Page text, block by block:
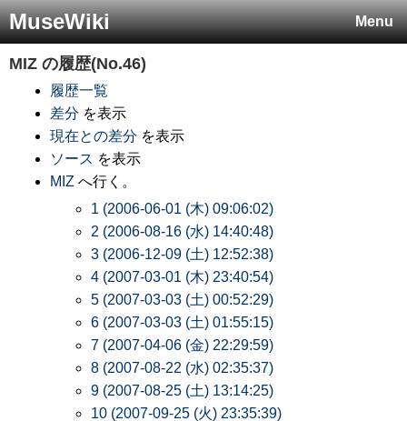
Menu
MuseWiki
MIZ の履歴(No.46)
履歴一覧
差分 を表示
現在との差分 を表示
ソース を表示
MIZ へ行く。
1 (2006-06-01 (木) 09:06:02)
2 (2006-08-16 (水) 14:40:48)
3 (2006-12-09 (土) 12:52:38)
4 (2007-03-01 (木) 23:40:54)
5 (2007-03-03 (土) 00:52:29)
6 (2007-03-03 (土) 01:55:15)
7 (2007-04-06 (金) 22:29:59)
8 (2007-08-22 (水) 02:35:37)
9 (2007-08-25 (土) 13:14:25)
10 (2007-09-25 (火) 23:35:39)